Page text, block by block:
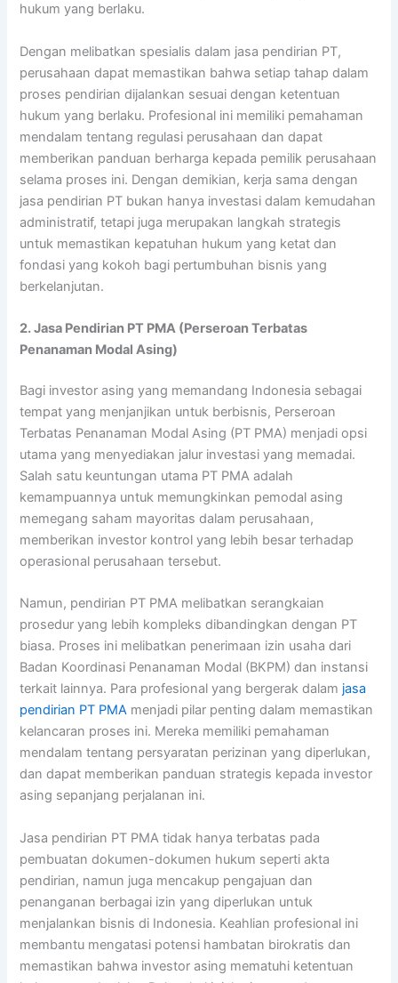
hukum yang berlaku.
Dengan melibatkan spesialis dalam jasa pendirian PT,
perusahaan dapat memastikan bahwa setiap tahap dalam
proses pendirian dijalankan sesuai dengan ketentuan
hukum yang berlaku. Profesional ini memiliki pemahaman
mendalam tentang regulasi perusahaan dan dapat
memberikan panduan berharga kepada pemilik perusahaan
selama proses ini. Dengan demikian, kerja sama dengan
jasa pendirian PT bukan hanya investasi dalam kemudahan
administratif, tetapi juga merupakan langkah strategis
untuk memastikan kepatuhan hukum yang ketat dan
fondasi yang kokoh bagi pertumbuhan bisnis yang
berkelanjutan.
2. Jasa Pendirian PT PMA (Perseroan Terbatas
Penanaman Modal Asing)
Bagi investor asing yang memandang Indonesia sebagai
tempat yang menjanjikan untuk berbisnis, Perseroan
Terbatas Penanaman Modal Asing (PT PMA) menjadi opsi
utama yang menyediakan jalur investasi yang memadai.
Salah satu keuntungan utama PT PMA adalah
kemampuannya untuk memungkinkan pemodal asing
memegang saham mayoritas dalam perusahaan,
memberikan investor kontrol yang lebih besar terhadap
operasional perusahaan tersebut.
Namun, pendirian PT PMA melibatkan serangkaian
prosedur yang lebih kompleks dibandingkan dengan PT
biasa. Proses ini melibatkan penerimaan izin usaha dari
Badan Koordinasi Penanaman Modal (BKPM) dan instansi
terkait lainnya. Para profesional yang bergerak dalam jasa
pendirian PT PMA menjadi pilar penting dalam memastikan
kelancaran proses ini. Mereka memiliki pemahaman
mendalam tentang persyaratan perizinan yang diperlukan,
dan dapat memberikan panduan strategis kepada investor
asing sepanjang perjalanan ini.
Jasa pendirian PT PMA tidak hanya terbatas pada
pembuatan dokumen-dokumen hukum seperti akta
pendirian, namun juga mencakup pengajuan dan
penanganan berbagai izin yang diperlukan untuk
menjalankan bisnis di Indonesia. Keahlian profesional ini
membantu mengatasi potensi hambatan birokratis dan
memastikan bahwa investor asing mematuhi ketentuan